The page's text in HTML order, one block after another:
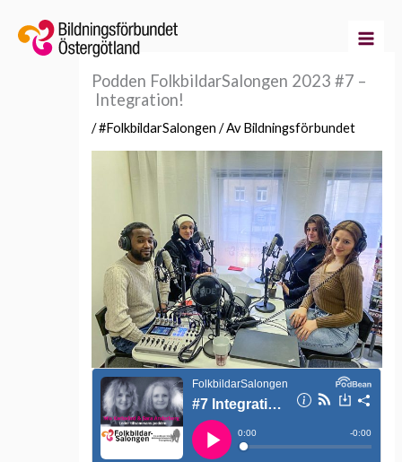
innehåll
Podden FolkbildarSalongen 2023 #7 –
Integration!
/#FolkbildarSalongen / AvBildningsförbundet